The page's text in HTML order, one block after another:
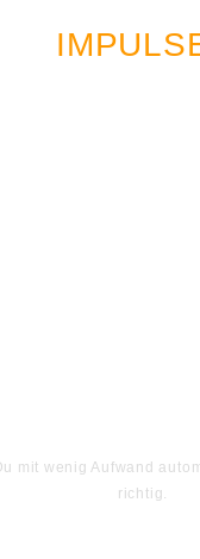
mit wenig Aufwand
richtig.